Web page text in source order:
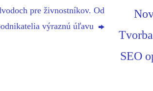
pre živnostníkov. Od
výraznú úľavu
SEO